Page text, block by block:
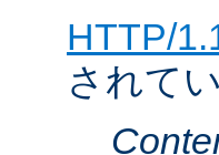
HTTP/
されて